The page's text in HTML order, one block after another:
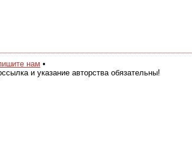
нам •
и указание авторства обязательны!